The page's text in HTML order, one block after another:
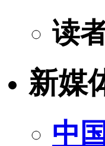
读
新媒
中